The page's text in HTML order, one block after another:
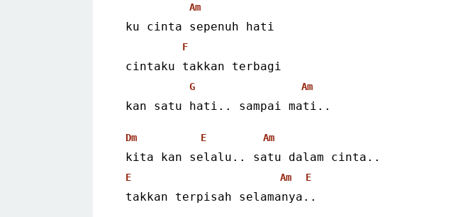
Am
ku cinta sepenuh hati
F
cintaku takkan terbagi
G Am
kan satu hati.. sampai mati..
Dm E Am
kita kan selalu.. satu dalam cinta..
E Am E
takkan terpisah selamanya..